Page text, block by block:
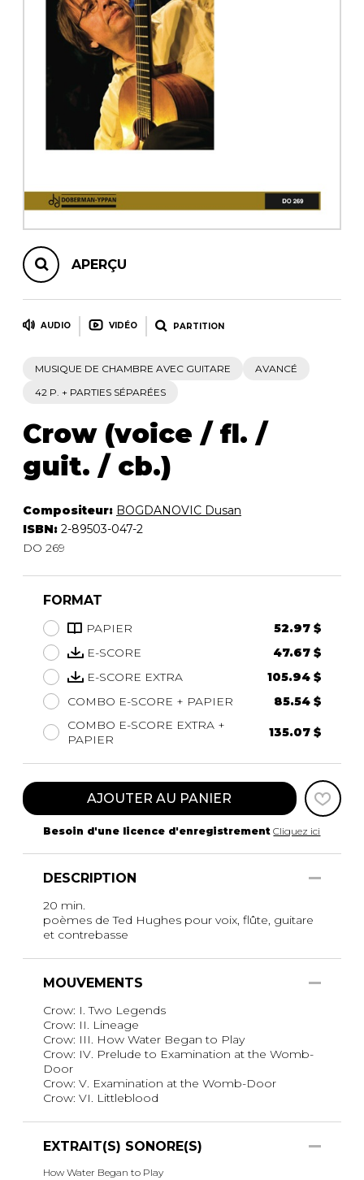
AUTRES PRODUITS
APERÇU
AUDIO VIDÉO PARTITION
MUSIQUE DE CHAMBRE AVEC GUITARE
AVANCÉ
42 P. + PARTIES SÉPARÉES
Crow (voice / fl. /
guit. / cb.)
Compositeur: BOGDANOVIC Dusan
ISBN: 2-89503-047-2
DO 269
FORMAT
PAPIER
52.97 $
E-SCORE
47.67 $
E-SCORE EXTRA
105.94 $
COMBO E-SCORE + PAPIER
85.54 $
COMBO E-SCORE EXTRA +
PAPIER
135.07 $
AJOUTER AU PANIER
Besoin d'une licence d'enregistrement Cliquez ici
DESCRIPTION
20 min.
poèmes de Ted Hughes pour voix, flûte, guitare
et contrebasse
MOUVEMENTS
Crow: I. Two Legends
Crow: II. Lineage
Crow: III. How Water Began to Play
Crow: IV. Prelude to Examination at the Womb-
Door
Crow: V. Examination at the Womb-Door
Crow: VI. Littleblood
EXTRAIT(S) SONORE(S)
How Water Began to Play